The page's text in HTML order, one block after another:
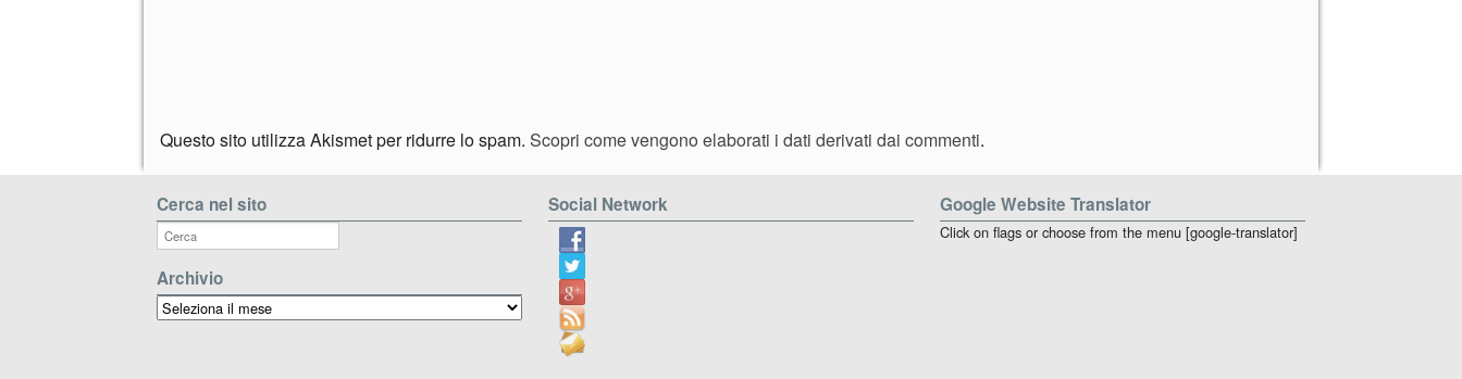
Questo sito utilizza Akismet per ridurre lo spam. Scopri come vengono elaborati i dati derivati dai commenti.
Cerca nel sito
Archivio
Archivio
Social Network Google Website Translator
Click on flags or choose from the menu [google-translator]